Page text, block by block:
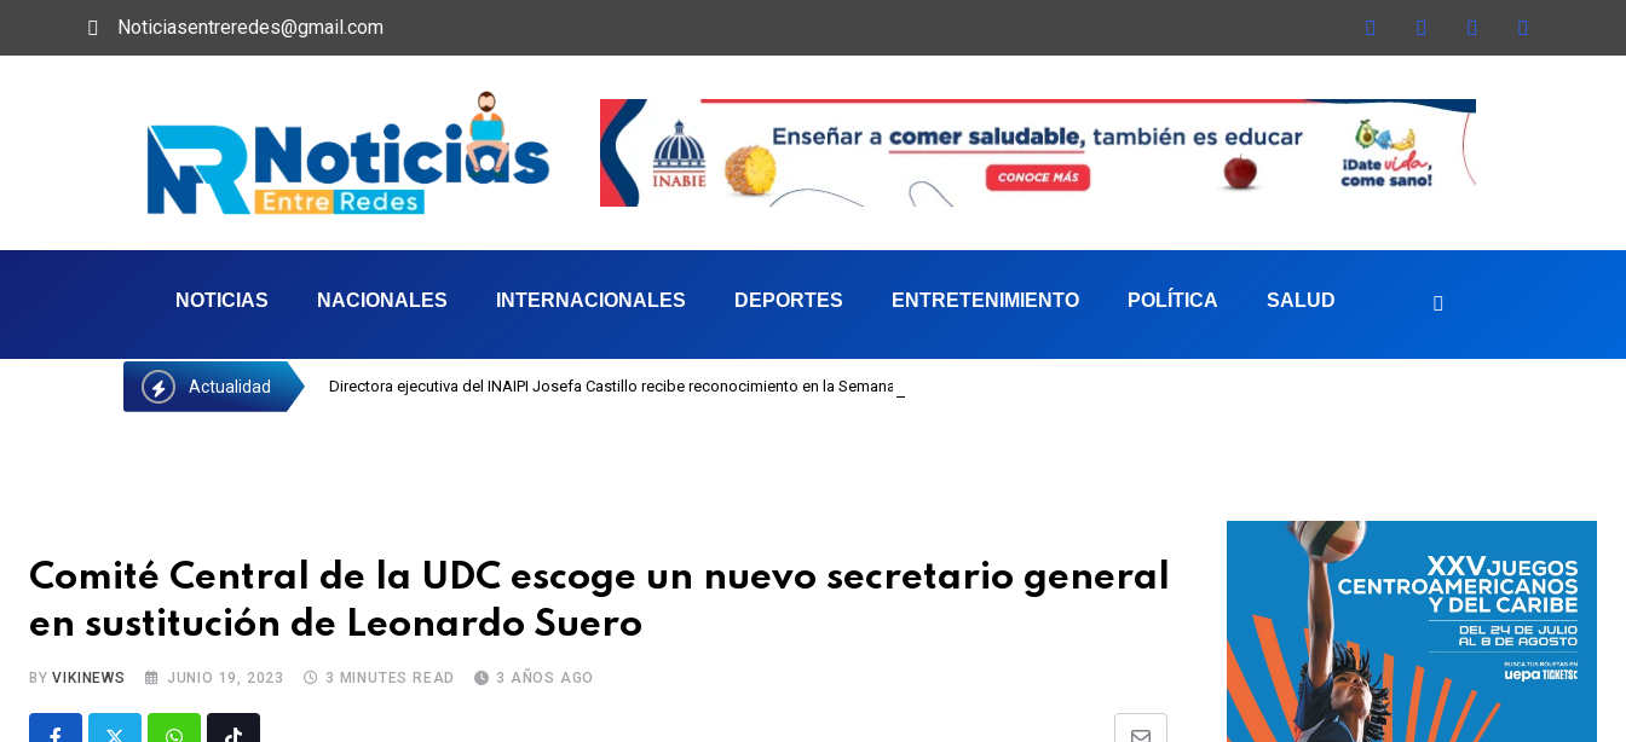
Noticiasentreredes@gmail.com
NOTICIAS NACIONALES INTERNACIONALES DEPORTES ENTRETENIMIENTO POLÍTICA SALUD
Actualidad Directora ejecutiva del INAIPI Josefa Castillo recibe reconocimiento en la Semana Mundial de la Lactancia Materna
Comité Central de la UDC escoge un nuevo secretario general
en sustitución de Leonardo Suero
BYVIKINEWS JUNIO 19, 2023 3 MINUTES READ 3 AÑOS AGO